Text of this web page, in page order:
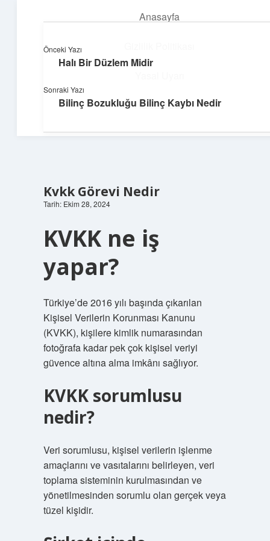
Anasayfa
Hakkımızda
Dijital dünyada keyifli bir macera!
Kvkk Görevi Nedir
Tarih: Ekim 28, 2024
KVKK ne iş
yapar?
Türkiye’de 2016 yılı başında çıkarılan
Kişisel Verilerin Korunması Kanunu
(KVKK), kişilere kimlik numarasından
fotoğrafa kadar pek çok kişisel veriyi
güvence altına alma imkânı sağlıyor.
KVKK sorumlusu
nedir?
Veri sorumlusu, kişisel verilerin işlenme
amaçlarını ve vasıtalarını belirleyen, veri
toplama sisteminin kurulmasından ve
yönetilmesinden sorumlu olan gerçek veya
tüzel kişidir.
Önceki Yazı
Halı Bir Düzlem Midir
Sonraki Yazı
Bilinç Bozukluğu Bilinç Kaybı Nedir